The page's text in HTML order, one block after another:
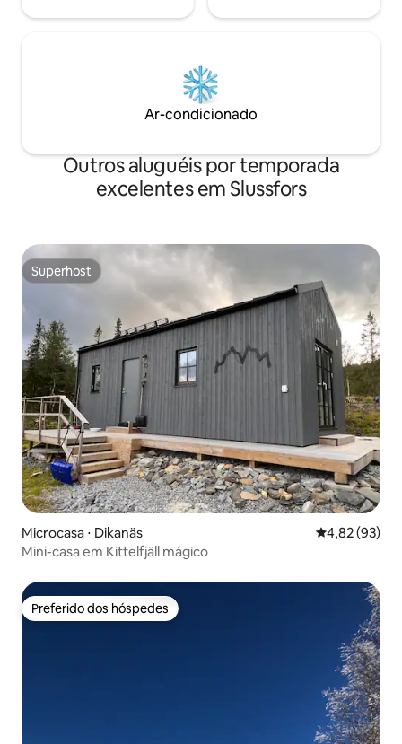
Ar-condicionado
Outros aluguéis por temporada
excelentes em Slussfors
Superhost
Superhost
Microcasa ⋅ Dikanäs 4,82 de uma
4,82 (93)
Mini-casa em Kittelfjäll mágico
Preferido dos hóspedes
Preferido dos hóspedes